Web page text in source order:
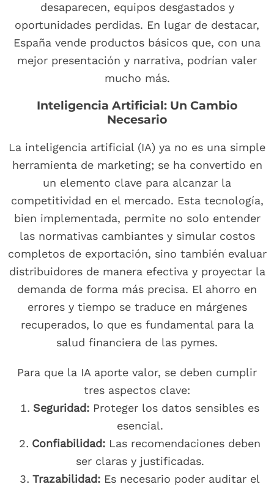
desaparecen, equipos desgastados y
oportunidades perdidas. En lugar de destacar,
España vende productos básicos que, con una
mejor presentación y narrativa, podrían valer
mucho más.
Inteligencia Artificial: Un Cambio
Necesario
La inteligencia artificial (IA) ya no es una simple
herramienta de marketing; se ha convertido en
un elemento clave para alcanzar la
competitividad en el mercado. Esta tecnología,
bien implementada, permite no solo entender
las normativas cambiantes y simular costos
completos de exportación, sino también evaluar
distribuidores de manera efectiva y proyectar la
demanda de forma más precisa. El ahorro en
errores y tiempo se traduce en márgenes
recuperados, lo que es fundamental para la
salud financiera de las pymes.
Para que la IA aporte valor, se deben cumplir
tres aspectos clave:
Seguridad: Proteger los datos sensibles es
esencial.
Confiabilidad: Las recomendaciones deben
ser claras y justificadas.
Trazabilidad: Es necesario poder auditar el